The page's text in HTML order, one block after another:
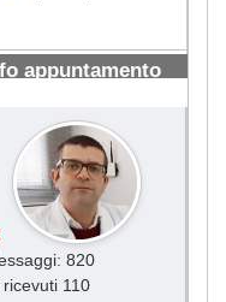
appuntamento
820
110